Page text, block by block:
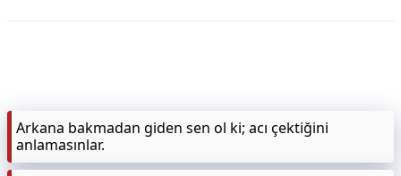
HAMİLELİK
Arkana bakmadan giden sen ol ki; acı çektiğini
anlamasınlar.